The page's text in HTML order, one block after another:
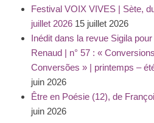
Festival VOIX VIVES | Sète,
juillet 2026 15 juillet 2026
Inédit dans la revue Sigila
Renaud | n° 57 : «
Conversões » | printemps –
juin 2026
Être en Poésie (12), de
juin 2026